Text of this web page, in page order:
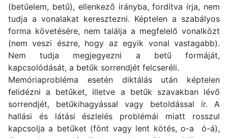
(betűelem, betű), ellenkező irányba, fordítva írja, nem
tudja a vonalakat keresztezni. Képtelen a szabályos
forma követésére, nem találja a megfelelő vonalközt
(nem veszi észre, hogy az egyik vonal vastagabb).
Nem tudja megjegyezni a betű formáját,
kapcsolódását, a betűk sorrendjét felcseréli.
Memóriaprobléma esetén diktálás után képtelen
felidézni a betűket, illetve a betűk szavakban lévő
sorrendjét, betűkihagyással vagy betoldással ír. A
hallási és látási észlelés problémái miatt rosszul
kapcsolja a betűket (fönt vagy lent kötés, o-a ó-á),